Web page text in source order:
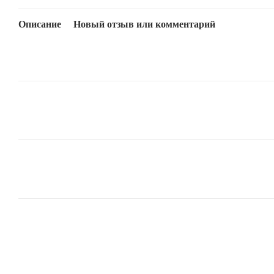
Описание Новый отзыв или комментарий